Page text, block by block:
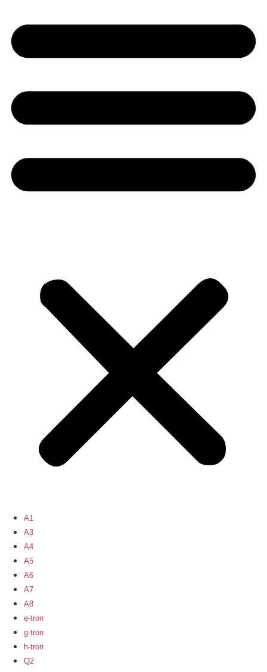
A1
A3
A4
A5
A6
A7
A8
e-tron
g-tron
h-tron
Q2